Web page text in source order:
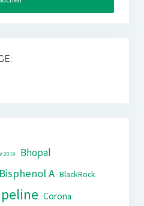
2019 Bhopal
Bisphenol A BlackRock
Corona